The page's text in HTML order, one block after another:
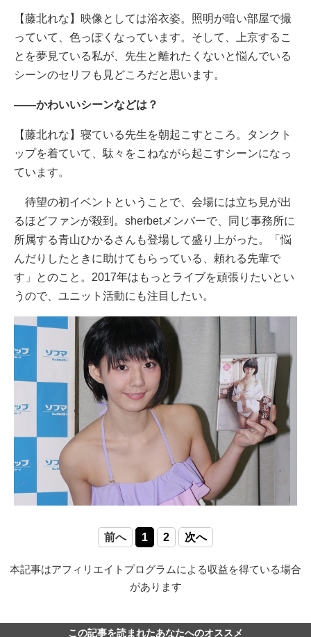
【藤北れな】映像としては浴衣姿。照明が暗い部屋で撮
っていて、色っぽくなっています。そして、上京するこ
とを夢見ている私が、先生と離れたくないと悩んでいる
シーンのセリフも見どころだと思います。
――かわいいシーンなどは？
【藤北れな】寝ている先生を朝起こすところ。タンクト
ップを着ていて、駄々をこねながら起こすシーンになっ
ています。
待望の初イベントということで、会場には立ち見が出
るほどファンが殺到。sherbetメンバーで、同じ事務所に
所属する青山ひかるさんも登場して盛り上がった。「悩
んだりしたときに助けてもらっている、頼れる先輩で
す」とのこと。2017年はもっとライブを頑張りたいとい
うので、ユニット活動にも注目したい。
前へ 1 2 次へ
本記事はアフィリエイトプログラムによる収益を得ている場合
があります
この記事を読まれたあなたへのオススメ